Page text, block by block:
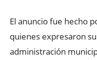
El anuncio fue hecho
quienes expresaron
administración